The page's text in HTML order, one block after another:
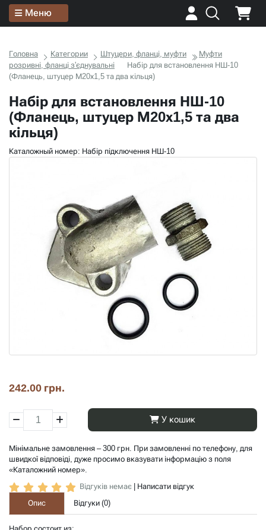
Меню
Головна Категории Штуцери, фланці, муфти
Муфти
розривні, фланці з'єднувальні
Набір для встановлення НШ-10
(Фланець, штуцер М20х1,5 та два кільця)
Набір для встановлення НШ-10
(Фланець, штуцер М20х1,5 та два
кільця)
Каталожный номер: Набір підключення НШ-10
242.00 грн.
У кошик
Мінімальне замовлення – 300 грн. При замовленні по телефону, для
швидкої відповіді, дуже просимо вказувати інформацію з поля
«Каталожний номер».
Відгуків немає
Написати відгук
Опис
Відгуки (0)